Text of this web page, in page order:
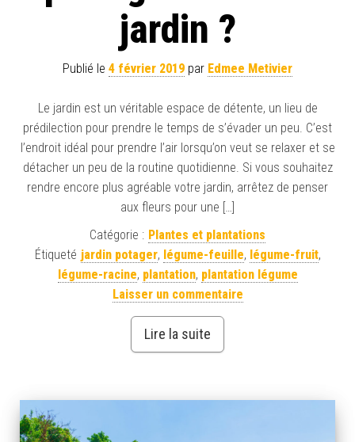
jardin ?
Publié le 4 février 2019 par Edmee Metivier
Le jardin est un véritable espace de détente, un lieu de
prédilection pour prendre le temps de s’évader un peu. C’est
l’endroit idéal pour prendre l’air lorsqu’on veut se relaxer et se
détacher un peu de la routine quotidienne. Si vous souhaitez
rendre encore plus agréable votre jardin, arrêtez de penser
aux fleurs pour une […]
Catégorie : Plantes et plantations
Étiqueté jardin potager, légume-feuille, légume-fruit,
légume-racine, plantation, plantation légume
Laisser un commentaire
Lire la suite